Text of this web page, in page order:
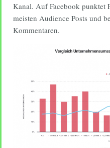
Kanal. Auf Facebook punktet
meisten Audience Posts und
Kommentaren.